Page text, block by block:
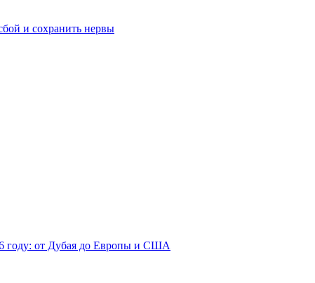
и сохранить нервы
году: от Дубая до Европы и США